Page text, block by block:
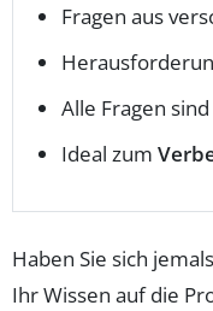
Fragen aus
Alle Fragen sind
Ideal zum
Haben Sie sich
Ihr Wissen auf die